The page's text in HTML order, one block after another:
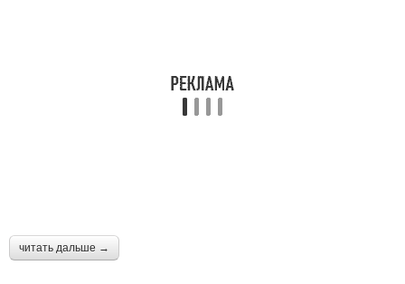
читать дальше →